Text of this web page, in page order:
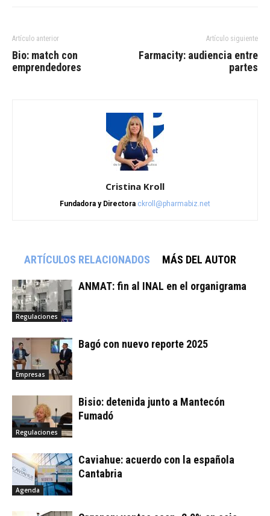
Artículo anterior
Bio: match con
emprendedores
Artículo siguiente
Farmacity: audiencia entre
partes
Cristina Kroll
Fundadora y Directora ckroll@pharmabiz.net
ARTÍCULOS RELACIONADOS MÁS DEL AUTOR
Regulaciones
ANMAT: fin al INAL en el organigrama
Empresas
Bagó con nuevo reporte 2025
Regulaciones
Bisio: detenida junto a Mantecón
Fumadó
Agenda
Caviahue: acuerdo con la española
Cantabria